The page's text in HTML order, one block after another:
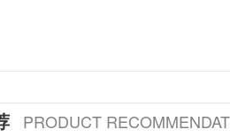
PRODUCT